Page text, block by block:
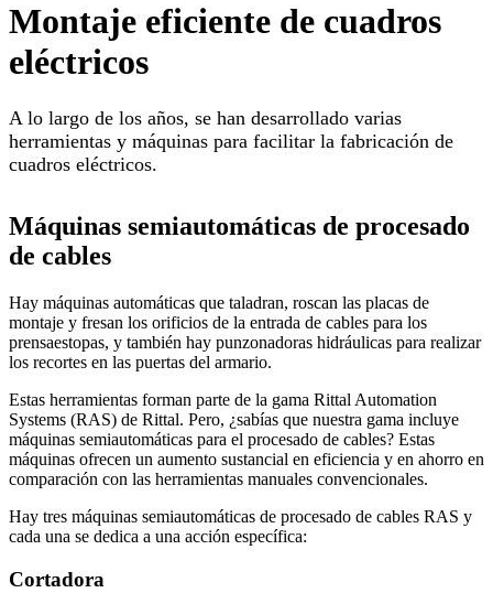
Montaje eficiente de cuadros
eléctricos
A lo largo de los años, se han desarrollado varias
herramientas y máquinas para facilitar la fabricación de
cuadros eléctricos.
Máquinas semiautomáticas de procesado
de cables
Hay máquinas automáticas que taladran, roscan las placas de
montaje y fresan los orificios de la entrada de cables para los
prensaestopas, y también hay punzonadoras hidráulicas para realizar
los recortes en las puertas del armario.
Estas herramientas forman parte de la gama Rittal Automation
Systems (RAS) de Rittal. Pero, ¿sabías que nuestra gama incluye
máquinas semiautomáticas para el procesado de cables? Estas
máquinas ofrecen un aumento sustancial en eficiencia y en ahorro en
comparación con las herramientas manuales convencionales.
Hay tres máquinas semiautomáticas de procesado de cables RAS y
cada una se dedica a una acción específica:
Cortadora